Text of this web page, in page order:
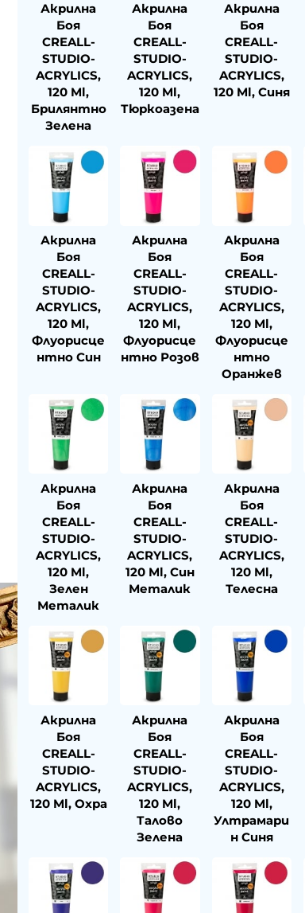
Акрилна
Боя
CREALL-
STUDIO-
ACRYLICS,
120 Ml,
Брилянтно
Зелена
Акрилна
Боя
CREALL-
STUDIO-
ACRYLICS,
120 Ml,
Тюркоазена
Акрилна
Боя
CREALL-
STUDIO-
ACRYLICS,
120 Ml, Синя
Акрилна
Боя
CREALL-
STUDIO-
ACRYLICS,
120 Ml,
Флуорисце
Нтно Син
Акрилна
Боя
CREALL-
STUDIO-
ACRYLICS,
120 Ml,
Флуорисце
Нтно Розов
Акрилна
Боя
CREALL-
STUDIO-
ACRYLICS,
120 Ml,
Флуорисце
Нтно
Оранжев
Акрилна
Боя
CREALL-
STUDIO-
ACRYLICS,
120 Ml,
Зелен
Металик
Акрилна
Боя
CREALL-
STUDIO-
ACRYLICS,
120 Ml, Син
Металик
Акрилна
Боя
CREALL-
STUDIO-
ACRYLICS,
120 Ml,
Телесна
Акрилна
Боя
CREALL-
STUDIO-
ACRYLICS,
120 Ml, Охра
Акрилна
Боя
CREALL-
STUDIO-
ACRYLICS,
120 Ml,
Талово
Зелена
Акрилна
Боя
CREALL-
STUDIO-
ACRYLICS,
120 Ml,
Ултрамари
Н Синя